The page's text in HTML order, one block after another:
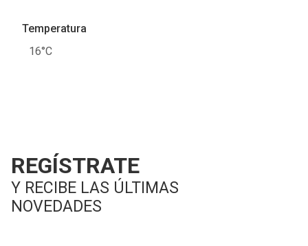
Temperatura
16°C
REGÍSTRATE
Y RECIBE LAS ÚLTIMAS
NOVEDADES